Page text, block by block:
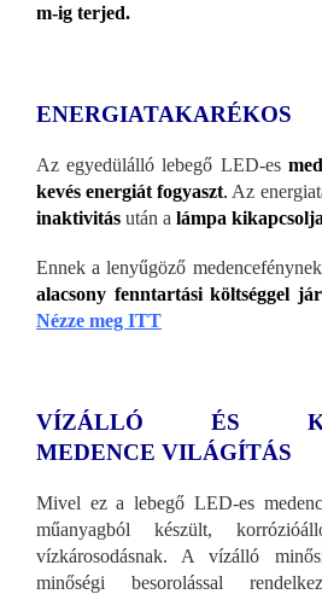
m-ig terjed.
ENERGIATAKARÉKOS
Az egyedülálló lebegő LED-es
kevés energiát fogyaszt. Az
inaktivitás után a lámpa
Ennek a lenyűgöző
alacsony fenntartási költséggel jár
Nézze meg ITT
VÍZÁLLÓ ÉS
MEDENCE VILÁGÍTÁS
Mivel ez a lebegő LED-es
műanyagból készült,
vízkárosodásnak. A vízálló
minőségi besorolással